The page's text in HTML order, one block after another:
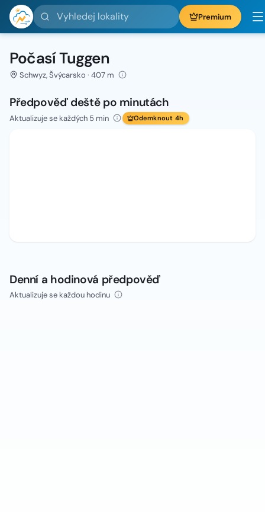
Vyhledej lokality Premium
Počasí Tuggen
Schwyz, Švýcarsko · 407 m
Předpověď deště po minutách
Aktualizuje se každých 5 min Odemknout 4h
Denní a hodinová předpověď
Aktualizuje se každou hodinu